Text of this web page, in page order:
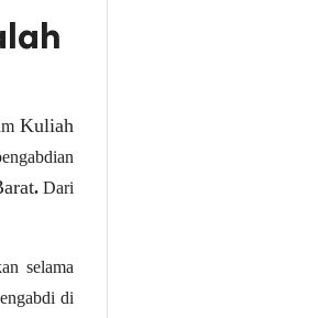
Kuliah
.Dari
selama
di